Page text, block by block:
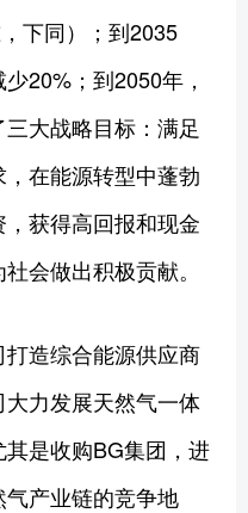
下同）；到2035
20%；到2050年，
大战略目标：满足
在能源转型中蓬勃
获得高回报和现金
会做出积极贡献。
造综合能源供应商
力发展天然气一体
是收购BG集团，进
产业链的竞争地